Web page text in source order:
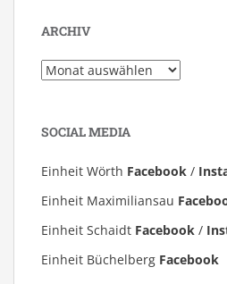
ARCHIV
Archiv
SOCIAL MEDIA
Einheit Wörth Facebook /
Einheit Maximiliansau
Einheit Schaidt Facebook /
Einheit Büchelberg Facebook